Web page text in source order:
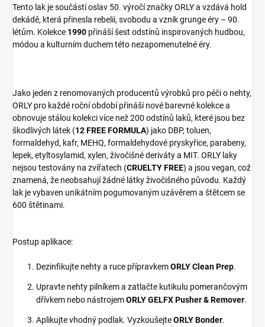
Tento lak je součástí oslav 50. výročí značky ORLY a vzdává hold
dekádě, která přinesla rebelii, svobodu a vznik grunge éry – 90.
létům. Kolekce 1990 přináší šest odstínů inspirovaných hudbou,
módou a kulturním duchem této nezapomenutelné éry.
Jako jeden z renomovaných producentů výrobků pro péči o nehty,
ORLY pro každé roční období přináší nové barevné kolekce a
obnovuje stálou kolekci více než 200 odstínů laků, které jsou bez
škodlivých látek (12 FREE FORMULA) jako DBP, toluen,
formaldehyd, kafr, MEHQ, formaldehydové pryskyřice, parabeny,
lepek, etyltosylamid, xylen, živočišné deriváty a MIT. ORLY laky
nejsou testovány na zvířatech (CRUELTY FREE) a jsou vegan, což
znamená, že neobsahují žádné látky živočišného původu. Každý
lak je vybaven unikátním pogumovaným uzávěrem a štětcem se
600 štětinami.
Postup aplikace:
Dezinfikujte nehty a ruce přípravkemORLY Clean Prep.
Upravte nehty pilníkem a zatlačte kutikulu pomerančovým
dřívkem nebo nástrojemORLY GELFX Pusher & Remover.
Aplikujte vhodný podlak. VyzkoušejteORLY Bonder.